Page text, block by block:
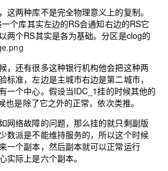
这两种库不是完全物理意义上的复制。
个库其实左边的RS会通知右边的RS它
两个RS其实是各为基础。分区是clog的
，还有很多这种银行机构他会把这种两
标准，左边是主城市右边是第二城市，
一个中心。假设当IDC_1挂的时候其他的
也是除了它之外的正常，依次类推。
网络故障的问题，那么挂的就只剩副版
数派是不能维持服务的，所以这个时候
一个副本，然后副本就可以正常运行
实际上是六个副本。